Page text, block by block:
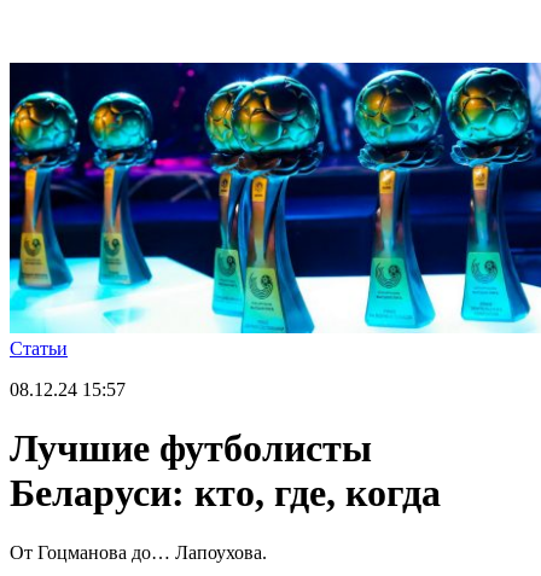
Статьи
08.12.24 15:57
Лучшие футболисты
Беларуси: кто, где, когда
От Гоцманова до… Лапоухова.